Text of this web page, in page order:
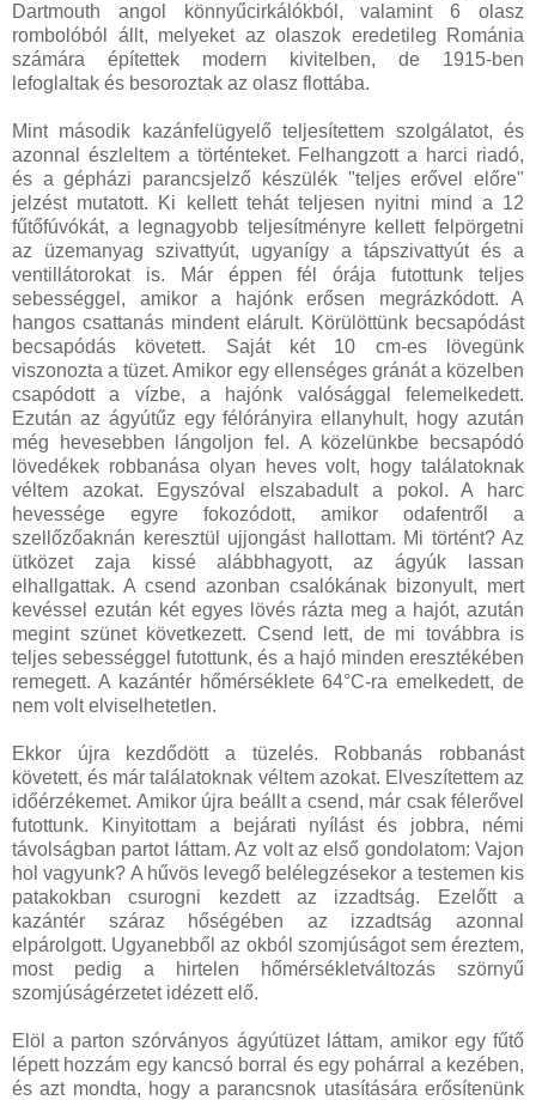
Dartmouth angol könnyűcirkálókból, valamint 6 olasz
rombolóból állt, melyeket az olaszok eredetileg Románia
számára építettek modern kivitelben, de 1915-ben
lefoglaltak és besoroztak az olasz flottába.
Mint második kazánfelügyelő teljesítettem szolgálatot, és
azonnal észleltem a történteket. Felhangzott a harci riadó,
és a gépházi parancsjelző készülék "teljes erővel előre"
jelzést mutatott. Ki kellett tehát teljesen nyitni mind a 12
fűtőfúvókát, a legnagyobb teljesítményre kellett felpörgetni
az üzemanyag szivattyút, ugyanígy a tápszivattyút és a
ventillátorokat is. Már éppen fél órája futottunk teljes
sebességgel, amikor a hajónk erősen megrázkódott. A
hangos csattanás mindent elárult. Körülöttünk becsapódást
becsapódás követett. Saját két 10 cm-es lövegünk
viszonozta a tüzet. Amikor egy ellenséges gránát a közelben
csapódott a vízbe, a hajónk valósággal felemelkedett.
Ezután az ágyútűz egy félórányira ellanyhult, hogy azután
még hevesebben lángoljon fel. A közelünkbe becsapódó
lövedékek robbanása olyan heves volt, hogy találatoknak
véltem azokat. Egyszóval elszabadult a pokol. A harc
hevessége egyre fokozódott, amikor odafentről a
szellőzőaknán keresztül ujjongást hallottam. Mi történt? Az
ütközet zaja kissé alábbhagyott, az ágyúk lassan
elhallgattak. A csend azonban csalókának bizonyult, mert
kevéssel ezután két egyes lövés rázta meg a hajót, azután
megint szünet következett. Csend lett, de mi továbbra is
teljes sebességgel futottunk, és a hajó minden eresztékében
remegett. A kazántér hőmérséklete 64°C-ra emelkedett, de
nem volt elviselhetetlen.
Ekkor újra kezdődött a tüzelés. Robbanás robbanást
követett, és már találatoknak véltem azokat. Elveszítettem az
időérzékemet. Amikor újra beállt a csend, már csak félerővel
futottunk. Kinyitottam a bejárati nyílást és jobbra, némi
távolságban partot láttam. Az volt az első gondolatom: Vajon
hol vagyunk? A hűvös levegő belélegzésekor a testemen kis
patakokban csurogni kezdett az izzadtság. Ezelőtt a
kazántér száraz hőségében az izzadtság azonnal
elpárolgott. Ugyanebből az okból szomjúságot sem éreztem,
most pedig a hirtelen hőmérsékletváltozás szörnyű
szomjúságérzetet idézett elő.
Elöl a parton szórványos ágyútüzet láttam, amikor egy fűtő
lépett hozzám egy kancsó borral és egy pohárral a kezében,
és azt mondta, hogy a parancsnok utasítására erősítenünk